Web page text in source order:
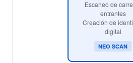
Escaneo de
entrantes
Creación de
digital
NEO SCAN